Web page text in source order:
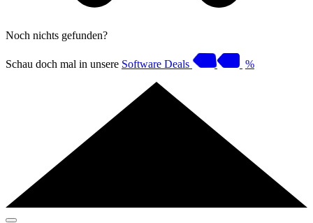
Noch nichts gefunden?
Schau doch mal in unsere Software Deals %